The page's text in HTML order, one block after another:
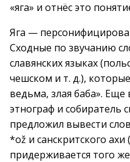
«яга» и отнёс это
Яга —
Сходные по звучанию
славянских языках
чешском и т. д.),
ведьма, злая баба».
этнограф и собиратель
предложил вывести
*ož и санскритского
придерживается того